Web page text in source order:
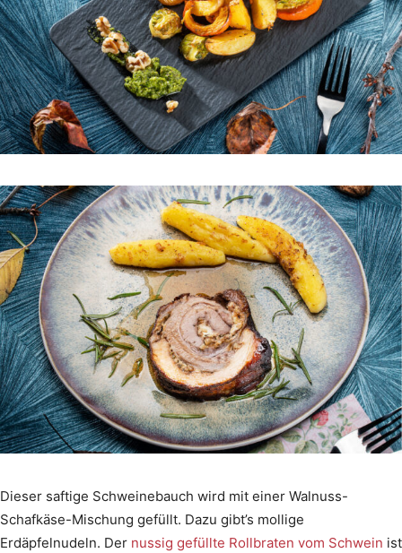
Dieser saftige Schweinebauch wird mit einer Walnuss-
Schafkäse-Mischung gefüllt. Dazu gibt’s mollige
Erdäpfelnudeln. Der nussig gefüllte Rollbraten vom Schwein ist